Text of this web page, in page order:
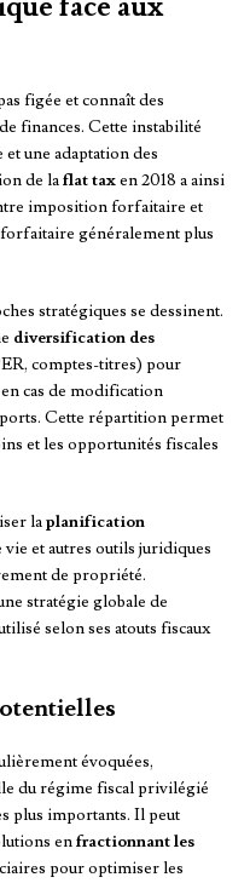
figée et connaît des
finances. Cette instabilité
une adaptation des
de laflat taxen 2018 a ainsi
imposition forfaitaire et
généralement plus
stratégiques se dessinent.
diversification des
comptes-titres) pour
cas de modification
Cette répartition permet
et les opportunités fiscales
laplanification
vie et autres outils juridiques
de propriété.
stratégie globale de
selon ses atouts fiscaux
évoquées,
du régime fiscal privilégié
plus importants. Il peut
enfractionnant les
pour optimiser les